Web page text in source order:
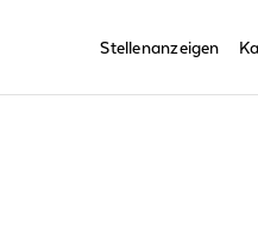
Stellenanzeigen